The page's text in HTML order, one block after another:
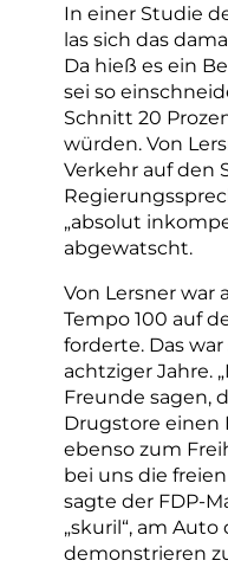
In einer Studie
las sich das
Da hieß es ein
sei so
Schnitt 20
würden. Von
Verkehr auf den
„absolut
abgewatscht.
Von Lersner war
Tempo 100 auf
forderte. Das
achtziger Jahre.
Freunde sagen,
Drugstore einen
ebenso zum
bei uns die
sagte der FDP-
„skuril“, am
demonstrieren